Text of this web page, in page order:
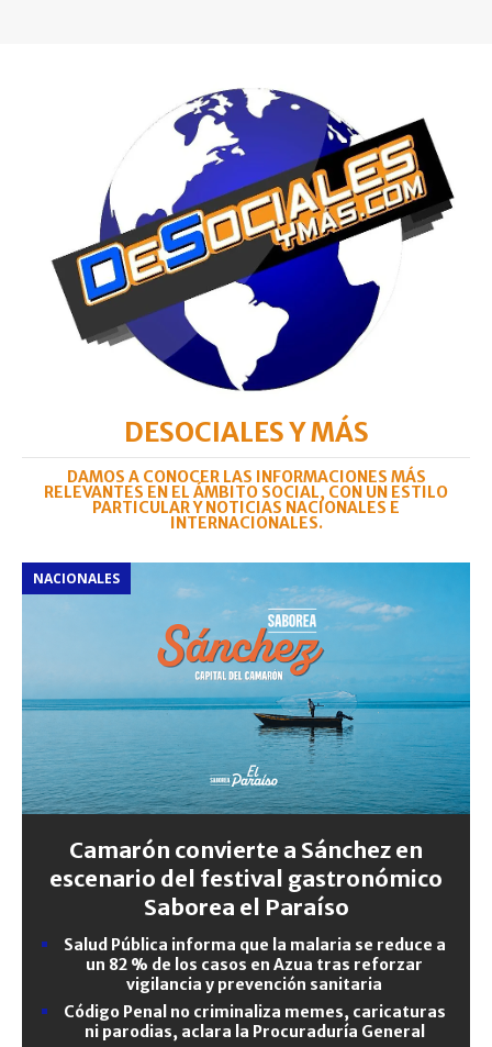
DESOCIALES Y MÁS
DAMOS A CONOCER LAS INFORMACIONES MÁS
RELEVANTES EN EL ÁMBITO SOCIAL, CON UN ESTILO
PARTICULAR Y NOTICIAS NACIONALES E
INTERNACIONALES.
NACIONALES
Camarón convierte a Sánchez en
escenario del festival gastronómico
Saborea el Paraíso
Salud Pública informa que la malaria se reduce a
un 82 % de los casos en Azua tras reforzar
vigilancia y prevención sanitaria
Código Penal no criminaliza memes, caricaturas
ni parodias, aclara la Procuraduría General